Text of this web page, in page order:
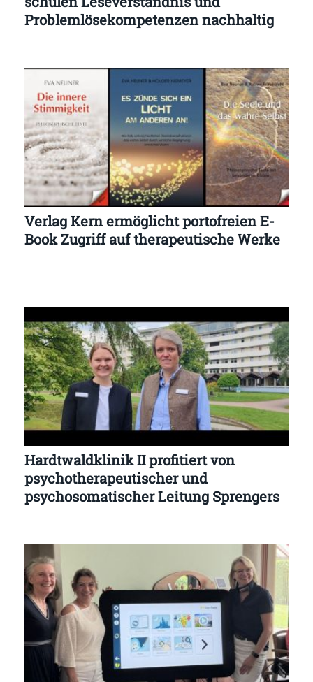
Problemlösekompetenzen nachhaltig
Verlag Kern ermöglicht portofreien E-
Book Zugriff auf therapeutische Werke
Hardtwaldklinik II profitiert von
psychotherapeutischer und
psychosomatischer Leitung Sprengers